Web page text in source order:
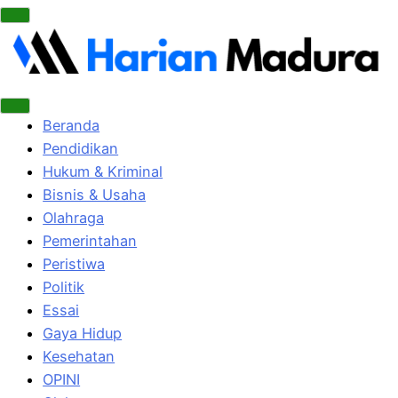
Beranda
Pendidikan
Hukum & Kriminal
Bisnis & Usaha
Olahraga
Pemerintahan
Peristiwa
Politik
Essai
Gaya Hidup
Kesehatan
OPINI